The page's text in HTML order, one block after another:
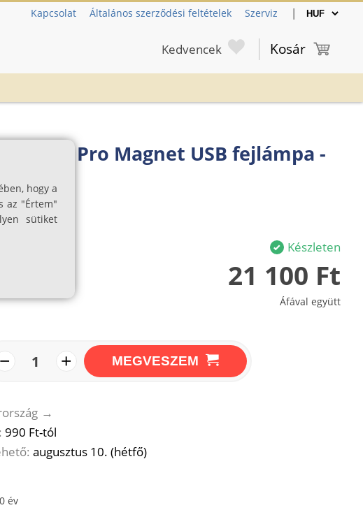
Kapcsolat Általános szerződési feltételek Szerviz |
Kedvencek Kosár
C1 Pro Magnet USB fejlámpa -
Készleten
21 100 Ft
Áfával együtt
− 1 + MEGVESZEM
→
990 Ft-tól
augusztus 10. (hétfő)
év
hogy a
az "Értem"
sütiket